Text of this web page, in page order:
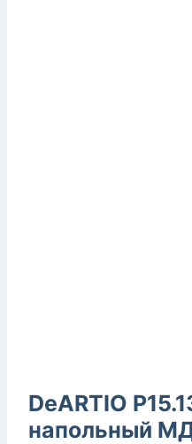
DeARTIO
напольный